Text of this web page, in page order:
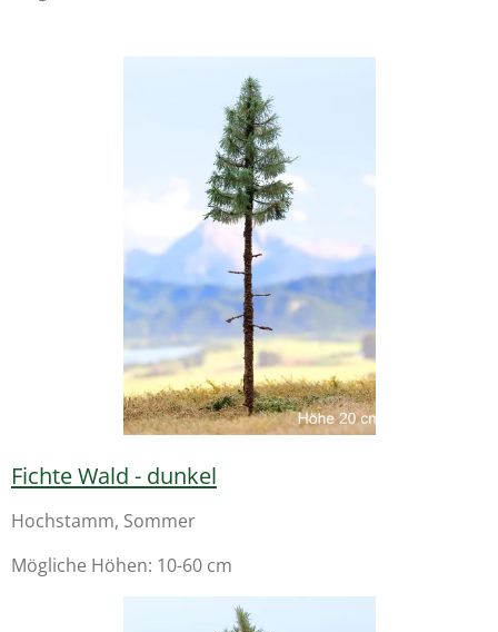
Fichte Wald - dunkel
Hochstamm, Sommer
Mögliche Höhen: 10-60 cm